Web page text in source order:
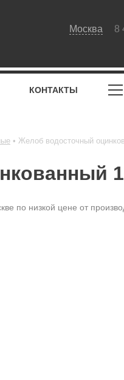
Москва 8
КОНТАКТЫ
Желоб водосточный
по низкой цене от